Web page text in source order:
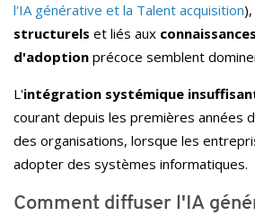
l'IA générative et la Talent acquisition
structurels et liés aux
d'adoption précoce semblent
L'intégration systémique
courant depuis les premières années
des organisations, lorsque les
adopter des systèmes informatiques.
Comment diffuser l'IA